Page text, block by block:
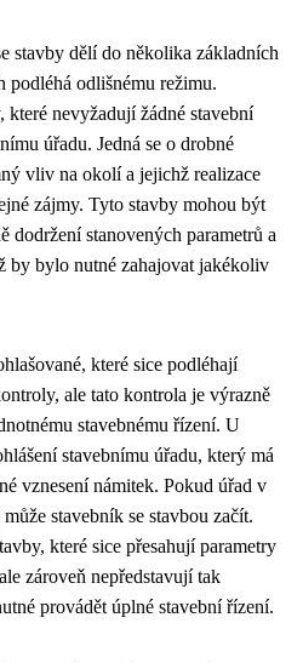
stavby dělí do několika základních
podléhá odlišnému režimu.
které nevyžadují žádné stavební
úřadu. Jedná se o drobné
vliv na okolí a jejichž realizace
zájmy. Tyto stavby mohou být
dodržení stanovených parametrů a
by bylo nutné zahajovat jakékoliv
které sice podléhají
ale tato kontrola je výrazně
stavebnému řízení. U
stavebnímu úřadu, který má
vznesení námitek. Pokud úřad v
stavebník se stavbou začít.
které sice přesahují parametry
zároveň nepředstavují tak
provádět úplné stavební řízení.